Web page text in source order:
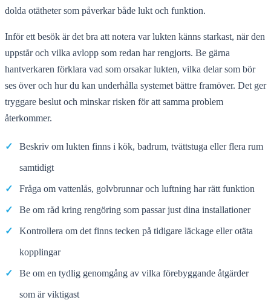
dolda otätheter som påverkar både lukt och funktion.
Inför ett besök är det bra att notera var lukten känns starkast, när den
uppstår och vilka avlopp som redan har rengjorts. Be gärna
hantverkaren förklara vad som orsakar lukten, vilka delar som bör
ses över och hur du kan underhålla systemet bättre framöver. Det ger
tryggare beslut och minskar risken för att samma problem
återkommer.
✓ Beskriv om lukten finns i kök, badrum, tvättstuga eller flera rum
samtidigt
✓ Fråga om vattenlås, golvbrunnar och luftning har rätt funktion
✓ Be om råd kring rengöring som passar just dina installationer
✓ Kontrollera om det finns tecken på tidigare läckage eller otäta
kopplingar
✓ Be om en tydlig genomgång av vilka förebyggande åtgärder
som är viktigast